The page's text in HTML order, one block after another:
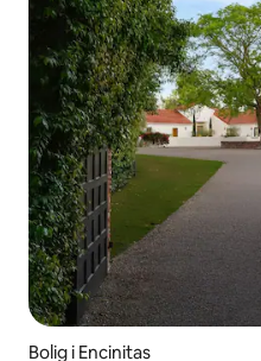
Bolig i Encinitas